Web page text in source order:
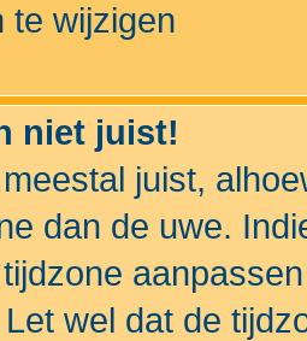
te wijzigen
niet juist!
juist,
dan de uwe.
wel dat de